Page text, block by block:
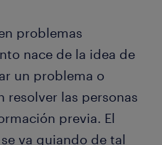
problemas
nace de la idea de
un problema o
resolver las personas
previa. El
va guiando de tal